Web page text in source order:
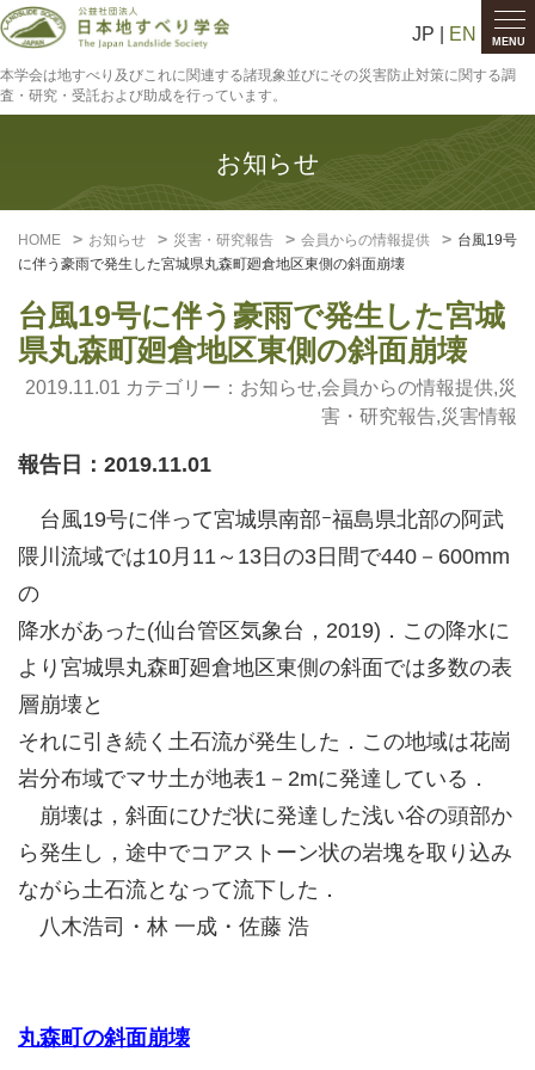
MENU
JP | EN
本学会は地すべり及びこれに関連する諸現象並びにその災害防止対策に関する調
査・研究・受託および助成を行っています。
お知らせ
HOME お知らせ 災害・研究報告 会員からの情報提供
台風19号
に伴う豪雨で発生した宮城県丸森町廻倉地区東側の斜面崩壊
台風19号に伴う豪雨で発生した宮城
県丸森町廻倉地区東側の斜面崩壊
2019.11.01 カテゴリー： お知らせ,会員からの情報提供,災
害・研究報告,災害情報
報告日：2019.11.01
台風19号に伴って宮城県南部ｰ福島県北部の阿武
隈川流域では10月11～13日の3日間で440－600mm
の
降水があった(仙台管区気象台，2019)．この降水に
より宮城県丸森町廻倉地区東側の斜面では多数の表
層崩壊と
それに引き続く土石流が発生した．この地域は花崗
岩分布域でマサ土が地表1－2mに発達している．
崩壊は，斜面にひだ状に発達した浅い谷の頭部か
ら発生し，途中でコアストーン状の岩塊を取り込み
ながら土石流となって流下した．
八木浩司・林 一成・佐藤 浩
丸森町の斜面崩壊